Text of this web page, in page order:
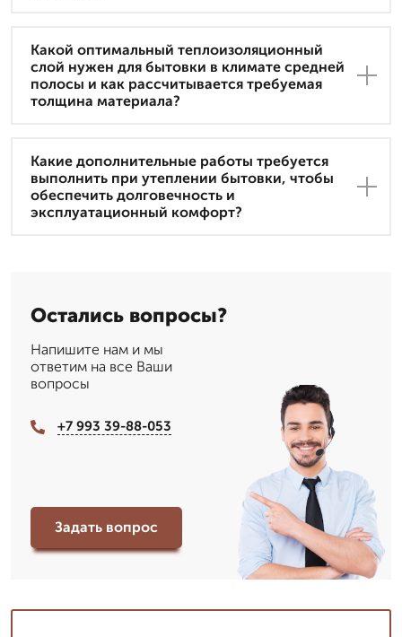
Какой оптимальный теплоизоляционный
слой нужен для бытовки в климате средней
полосы и как рассчитывается требуемая
толщина материала?
Какие дополнительные работы требуется
выполнить при утеплении бытовки, чтобы
обеспечить долговечность и
эксплуатационный комфорт?
Остались вопросы?
Напишите нам и мы
ответим на все Ваши
вопросы
+7 993 39-88-053
Задать вопрос